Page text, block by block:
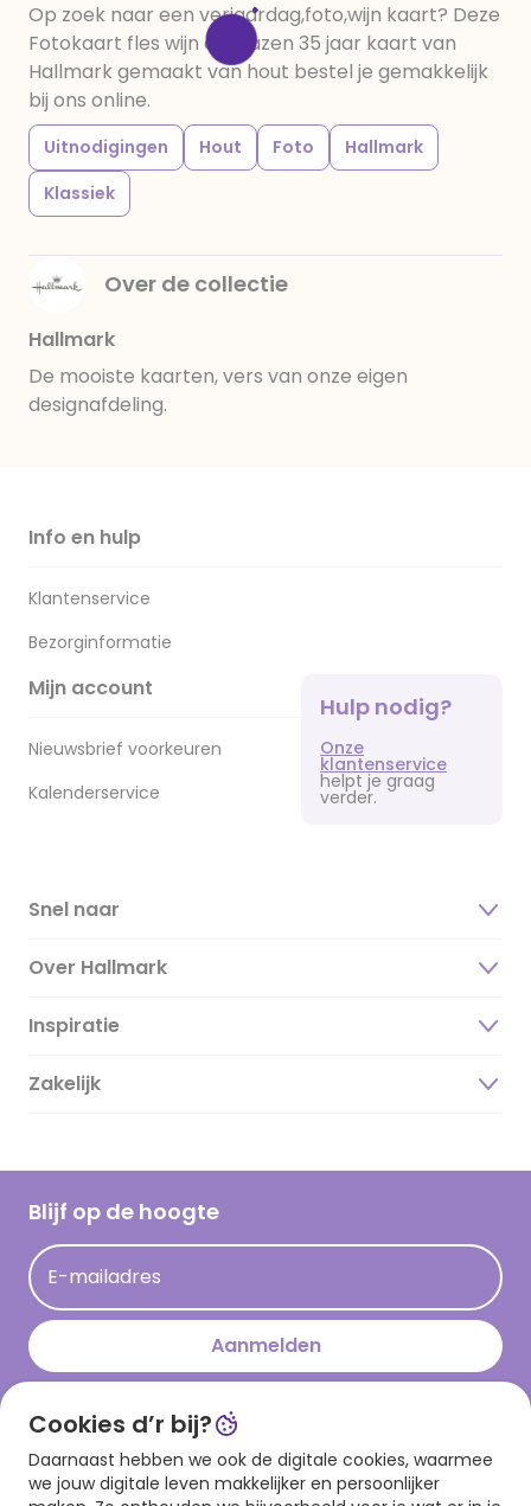
Op zoek naar een verjaardag,foto,wijn kaart? Deze
Fotokaart fles wijn en glazen 35 jaar kaart van
Hallmark gemaakt van hout bestel je gemakkelijk
bij ons online.
Uitnodigingen Hout Foto
Hallmark
Klassiek
Over de collectie
Hallmark
De mooiste kaarten, vers van onze eigen
designafdeling.
Info en hulp
Klantenservice
Bezorginformatie
Mijn account
Nieuwsbrief voorkeuren
Kalenderservice
Hulp nodig?
Onze
klantenservice
helpt je graag
verder.
Snel naar
Over Hallmark
Over ons
Duurzaamheid
Hallmark Kaartclub
Acties
Persberichten
Hallmark en Kinderpostzegels
Inspiratie
Magazine
Cadeau inspiratie
Kaartinspiratie
Zakelijk
Blijf op de hoogte
E-mailadres
Aanmelden
Download onze app
Cookies d’r bij?
Daarnaast hebben we ook de digitale cookies, waarmee
we jouw digitale leven makkelijker en persoonlijker